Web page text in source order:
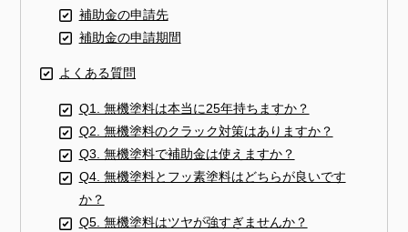
補助金の申請先
補助金の申請期間
よくある質問
Q1. 無機塗料は本当に25年持ちますか？
Q2. 無機塗料のクラック対策はありますか？
Q3. 無機塗料で補助金は使えますか？
Q4. 無機塗料とフッ素塗料はどちらが良いです
か？
Q5. 無機塗料はツヤが強すぎませんか？